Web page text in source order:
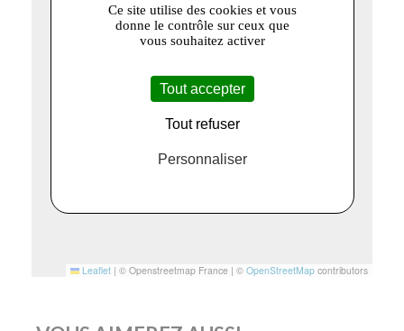
Leaflet | © Openstreetmap France | © OpenStreetMap contributors
Ce site utilise des cookies et vous
donne le contrôle sur ceux que
vous souhaitez activer
Tout accepter
Tout refuser
Personnaliser